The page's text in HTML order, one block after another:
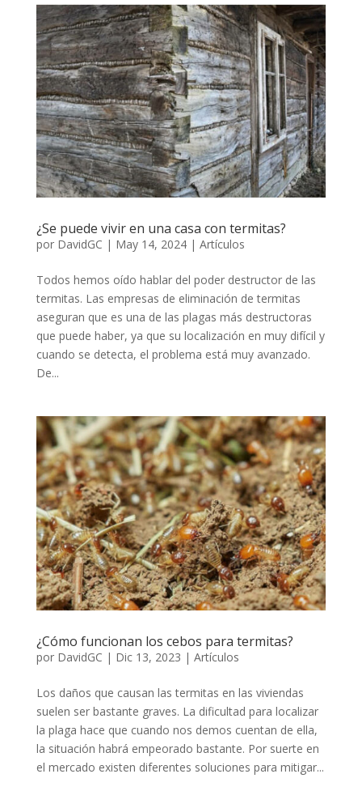
¿Se puede vivir en una casa con termitas?
por DavidGC | May 14, 2024| Artículos
Todos hemos oído hablar del poder destructor de las
termitas. Las empresas de eliminación de termitas
aseguran que es una de las plagas más destructoras
que puede haber, ya que su localización en muy difícil y
cuando se detecta, el problema está muy avanzado.
De...
¿Cómo funcionan los cebos para termitas?
por DavidGC | Dic 13, 2023 | Artículos
Los daños que causan las termitas en las viviendas
suelen ser bastante graves. La dificultad para localizar
la plaga hace que cuando nos demos cuentan de ella,
la situación habrá empeorado bastante. Por suerte en
el mercado existen diferentes soluciones para mitigar...